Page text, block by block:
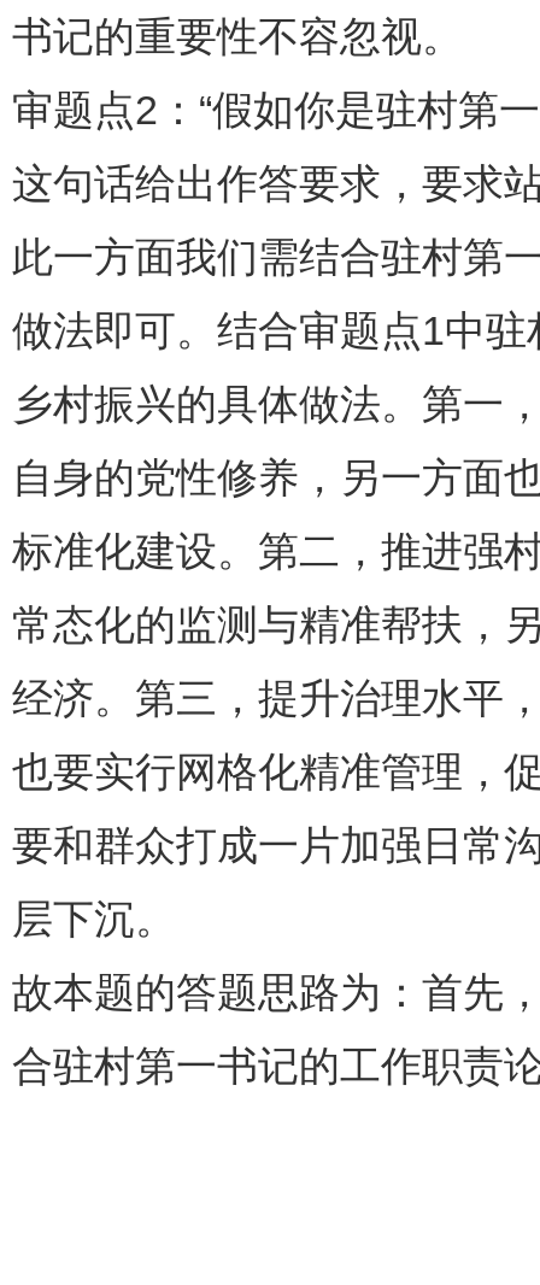
书记的重要性不容忽视。
审题点2：“假如你是驻村第
这句话给出作答要求，要求
此一方面我们需结合驻村第
做法即可。结合审题点1中
乡村振兴的具体做法。第一
自身的党性修养，另一方面
标准化建设。第二，推进强
常态化的监测与精准帮扶，
经济。第三，提升治理水平
也要实行网格化精准管理，
要和群众打成一片加强日常
层下沉。
故本题的答题思路为：首先
合驻村第一书记的工作职责